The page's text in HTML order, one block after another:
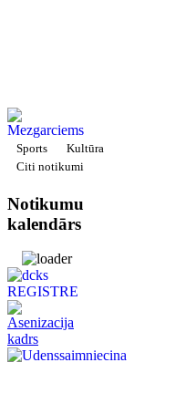
Sports
Kultūra
Citi notikumi
Notikumu
kalendārs